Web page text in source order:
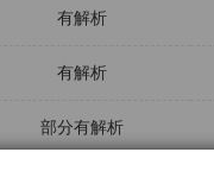
有解析
有解析
部分有解析